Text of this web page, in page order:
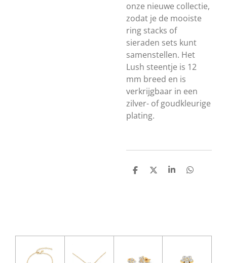
onze nieuwe collectie,
zodat je de mooiste
ring stacks of
sieraden sets kunt
samenstellen. Het
Lush steentje is 12
mm breed en is
verkrijgbaar in een
zilver- of goudkleurige
plating.
D
D
S
D